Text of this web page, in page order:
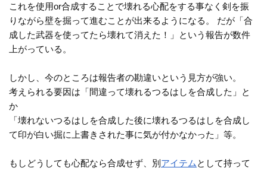
これを使用or合成することで壊れる心配をする事なく剣を振
りながら壁を掘って進むことが出来るようになる。 だが「合
成した武器を使ってたら壊れて消えた！」という報告が数件
上がっている。
しかし、今のところは報告者の勘違いという見方が強い。
考えられる要因は「間違って壊れるつるはしを合成した」と
か
「壊れないつるはしを合成した後に壊れるつるはしを合成し
て印が白い掘に上書きされた事に気が付かなかった」等。
もしどうしても心配なら合成せず、別 アイテム として持って